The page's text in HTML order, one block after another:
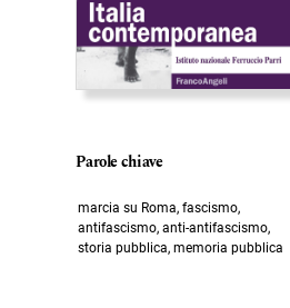
Parole chiave
marcia su Roma, fascismo,
antifascismo, anti-antifascismo,
storia pubblica, memoria pubblica